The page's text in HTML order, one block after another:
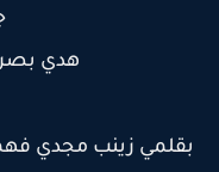
هدي
بقلمي زينب مجدي